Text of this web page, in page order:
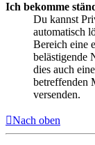
Ich bekomme
Du kannst
automatisch
Bereich eine
belästigende
dies auch
betreffenden
versenden.
Nach oben